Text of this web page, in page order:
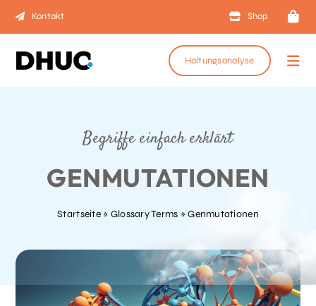
Zum
Kontakt Shop
Haltungsanalyse
Bücher
Training
Begriffe einfach erklärt
GENMUTATIONEN
Startseite» Glossary Terms »Genmutationen